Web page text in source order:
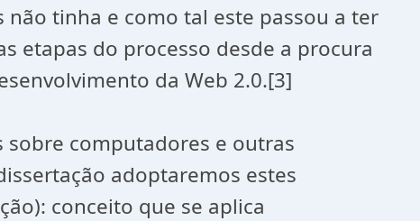
tinha e como tal este passou a ter
etapas do processo desde a procura
da Web 2.0.[3]
sobre computadores e outras
adoptaremos estes
conceito que se aplica